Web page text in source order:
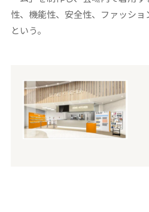
性、機能性、安全性、ファッショ
という。